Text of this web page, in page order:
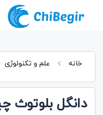
خانه علم و تکنولوژی
دانگل بلوتوث